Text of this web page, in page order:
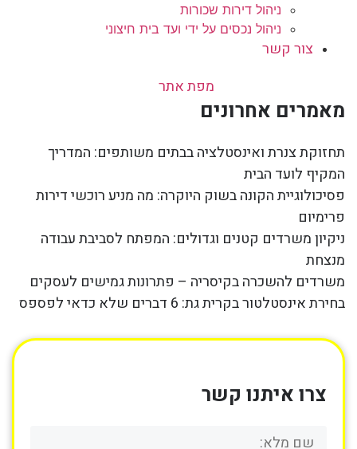
ניהול דירות שכורות
ניהול נכסים על ידי ועד בית חיצוני
צור קשר
מפת אתר
מאמרים אחרונים
תחזוקת צנרת ואינסטלציה בבתים משותפים: המדריך
המקיף לועד הבית
פסיכולוגיית הקונה בשוק היוקרה: מה מניע רוכשי דירות
פרימיום
ניקיון משרדים קטנים וגדולים: המפתח לסביבת עבודה
מנצחת
משרדים להשכרה בקיסריה – פתרונות גמישים לעסקים
בחירת אינסטלטור בקרית גת: 6 דברים שלא כדאי לפספס
צרו איתנו קשר